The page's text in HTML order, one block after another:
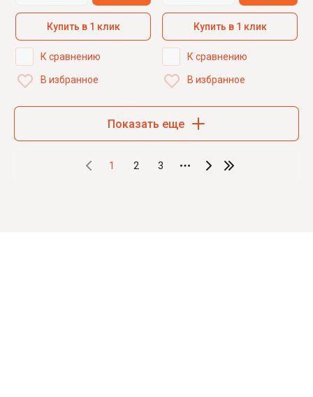
Купить в 1 клик
К сравнению
В избранное
Купить в 1 клик
К сравнению
В избранное
Показать еще
1 2 3